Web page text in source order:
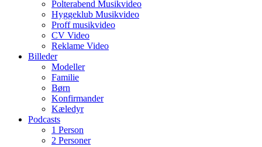
Polterabend Musikvideo
Hyggeklub Musikvideo
Proff musikvideo
CV Video
Reklame Video
Billeder
Modeller
Familie
Børn
Konfirmander
Kæledyr
Podcasts
1 Person
2 Personer